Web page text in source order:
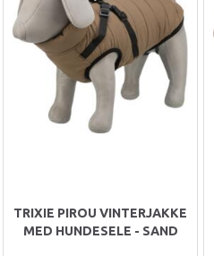
TRIXIE PIROU VINTERJAKKE
MED HUNDESELE - SAND